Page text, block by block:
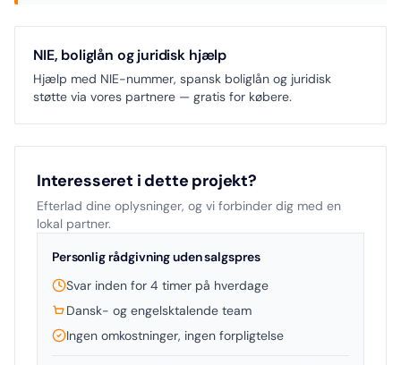
NIE, boliglån og juridisk hjælp
Hjælp med NIE-nummer, spansk boliglån og juridisk
støtte via vores partnere — gratis for købere.
Interesseret i dette projekt?
Efterlad dine oplysninger, og vi forbinder dig med en
lokal partner.
Personlig rådgivning uden salgspres
Svar inden for 4 timer på hverdage
Dansk- og engelsktalende team
Ingen omkostninger, ingen forpligtelse